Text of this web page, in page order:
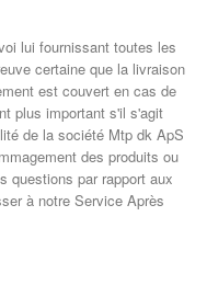
lui fournissant toutes les
certaine que la livraison
est couvert en cas de
plus important s'il s'agit
de la société Mtp dk ApS
des produits ou
questions par rapport aux
à notre Service Après